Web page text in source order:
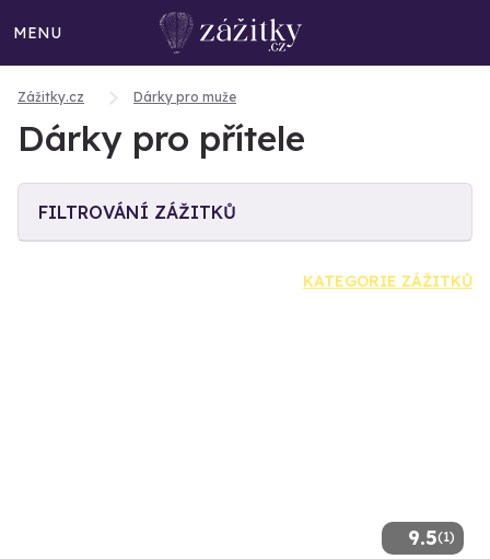
MENU
Zážitky.cz Dárky pro muže
Dárky pro přítele
FILTROVÁNÍ ZÁŽITKŮ
KATEGORIE ZÁŽITKŮ
9.5(1)